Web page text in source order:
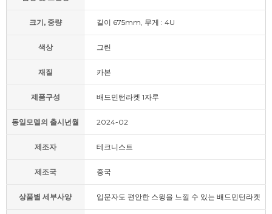
크기, 중량 길이 675mm, 무게 : 4U
색상 그린
재질 카본
제품구성 배드민턴라켓 1자루
동일모델의 출시년월 2024-02
제조자 테크니스트
제조국 중국
상품별 세부사양 입문자도 편안한 스윙을 느낄 수 있는 배드민턴라켓